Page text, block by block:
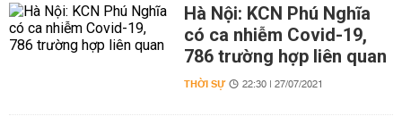
Hà Nội: KCN Phú Nghĩa
có ca nhiễm Covid-19,
786 trường hợp liên quan
THỜI SỰ 22:30 | 27/07/2021